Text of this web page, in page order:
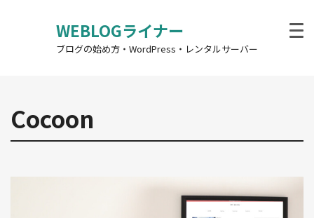
WEBLOGライナー
ブログの始め方・WordPress・レンタルサーバー
Cocoon